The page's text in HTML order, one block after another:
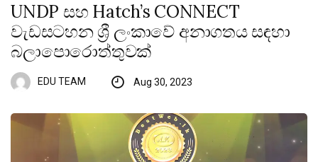
UNDP සහ Hatch’s CONNECT
වැඩසටහන ශ්‍රී ලංකාවේ අනාගතය සඳහා
බලාපොරොත්තුවක්
EDU TEAM Aug 30, 2023